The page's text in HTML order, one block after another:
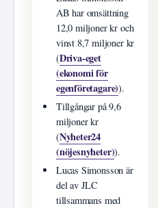
AB har omsättning
12,0 miljoner kr och
vinst 8,7 miljoner kr
(Driva-eget
(ekonomi för
egenföretagare)).
Tillgångar på 9,6
miljoner kr
(Nyheter24
(nöjesnyheter)).
Lucas Simonsson är
del av JLC
tillsammans med